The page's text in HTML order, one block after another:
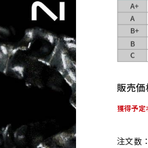
DTM オンラ
イン納品
レ
グ
販売価
獲得予定
注文数：